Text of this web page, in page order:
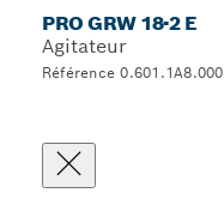
PRO GRW 18-2 E
Agitateur
Référence 0.601.1A8.000